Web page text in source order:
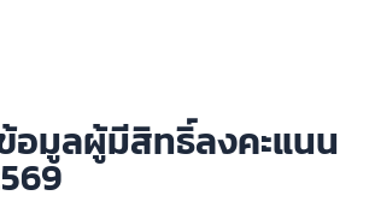
อมูลผู้มีสิทธิ์ลงคะแนน